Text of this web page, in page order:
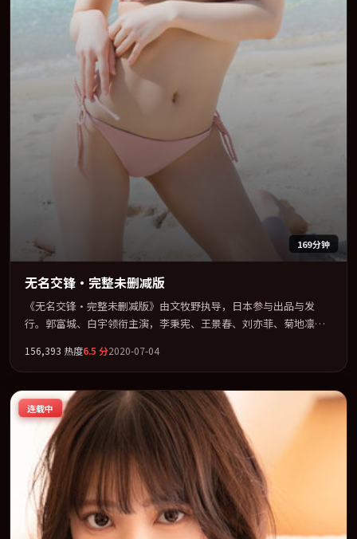
169分钟
无名交锋·完整未删减版
《无名交锋·完整未删减版》由文牧野执导，日本参与出品与发
行。郭富城、白宇领衔主演，李秉宪、王景春、刘亦菲、菊地凛子
「喜剧」类型为骨架，在叙事、表演与视听上力求统一。定于
2020-10-09 在内地院线及主流平台同步亮相，2020 年度话题片中口
碑稳健，适合喜欢强情节与人物弧光的观众完整观看。
156,393 热度6.5 分2020-07-04
连载中